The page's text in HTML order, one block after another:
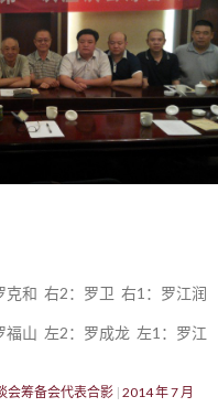
和 右2：罗卫 右1：罗江润
山 左2：罗成龙 左1：罗江
会筹备会代表合影 2014 年 7 月